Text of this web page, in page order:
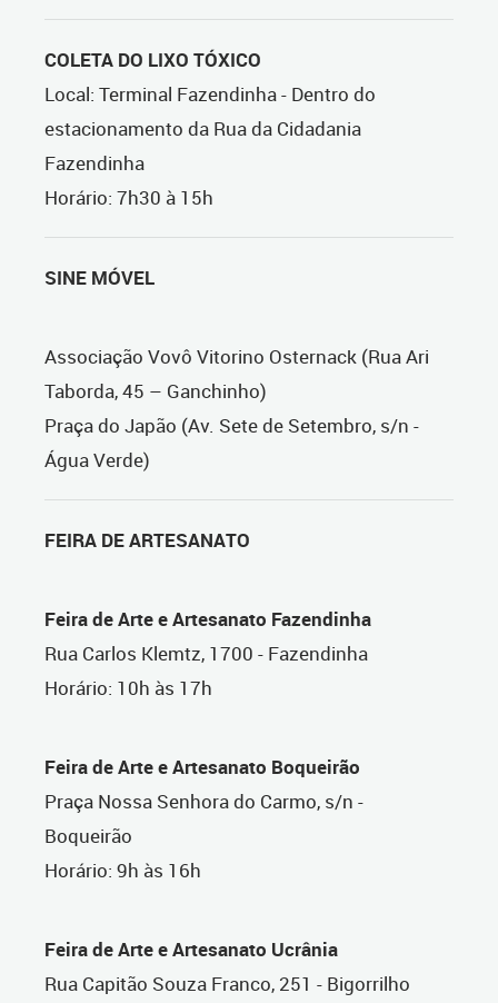
COLETA DO LIXO TÓXICO
Local: Terminal Fazendinha - Dentro do
estacionamento da Rua da Cidadania
Fazendinha
Horário: 7h30 à 15h
SINE MÓVEL
Associação Vovô Vitorino Osternack (Rua Ari
Taborda, 45 – Ganchinho)
Praça do Japão (Av. Sete de Setembro, s/n -
Água Verde)
FEIRA DE ARTESANATO
Feira de Arte e Artesanato Fazendinha
Rua Carlos Klemtz, 1700 - Fazendinha
Horário: 10h às 17h
Feira de Arte e Artesanato Boqueirão
Praça Nossa Senhora do Carmo, s/n -
Boqueirão
Horário: 9h às 16h
Feira de Arte e Artesanato Ucrânia
Rua Capitão Souza Franco, 251 - Bigorrilho